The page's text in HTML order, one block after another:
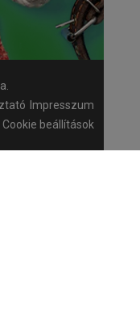
Impresszum
Cookie beállítások